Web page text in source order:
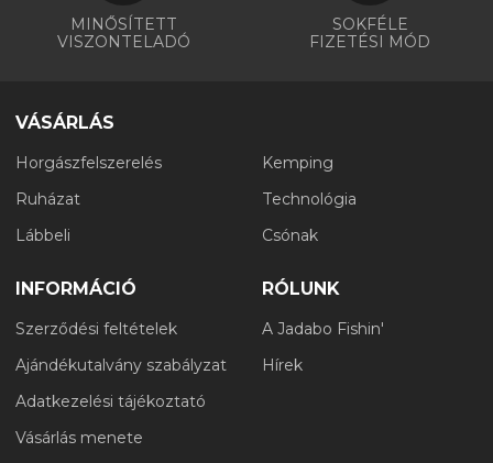
MINŐSÍTETT
VISZONTELADÓ
SOKFÉLE
FIZETÉSI MÓD
VÁSÁRLÁS
Horgászfelszerelés
Ruházat
Lábbeli
Kemping
Technológia
Csónak
INFORMÁCIÓ
Szerződési feltételek
Ajándékutalvány szabályzat
Adatkezelési tájékoztató
Vásárlás menete
RÓLUNK
A Jadabo Fishin'
Hírek